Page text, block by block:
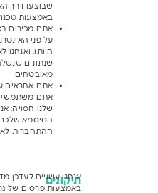
שבוצעו דרך
באמצעות
אתם מכירים
על פני
היותו, ואנחנו
שנתונים
מאובטחים
אתם אחראים
אתם
שלנו חסויה;
הסיסמא
ההתחברות
תיקונים
אנחנו עשויים לעדכן
באמצעות פרסום של